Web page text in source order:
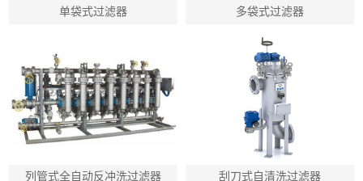
单袋式过滤器 多袋式过滤器
列管式全自动反冲洗过滤器 刮刀式自清洗过滤器